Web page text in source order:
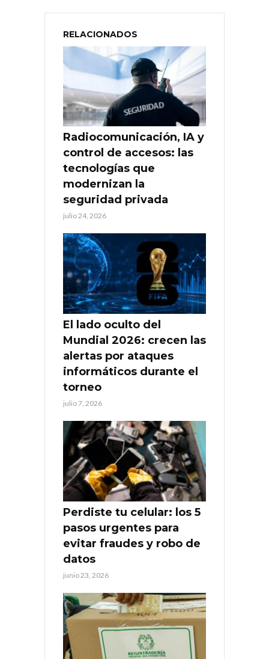
RELACIONADOS
Radiocomunicación, IA y
control de accesos: las
tecnologías que
modernizan la
seguridad privada
julio 24, 2026
El lado oculto del
Mundial 2026: crecen las
alertas por ataques
informáticos durante el
torneo
julio 7, 2026
Perdiste tu celular: los 5
pasos urgentes para
evitar fraudes y robo de
datos
junio 23, 2026